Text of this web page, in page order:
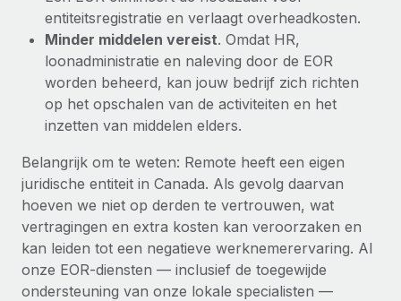
entiteitsregistratie en verlaagt overheadkosten.
Minder middelen vereist. Omdat HR,
loonadministratie en naleving door de EOR
worden beheerd, kan jouw bedrijf zich richten
op het opschalen van de activiteiten en het
inzetten van middelen elders.
Belangrijk om te weten: Remote heeft een eigen
juridische entiteit in Canada. Als gevolg daarvan
hoeven we niet op derden te vertrouwen, wat
vertragingen en extra kosten kan veroorzaken en
kan leiden tot een negatieve werknemerervaring. Al
onze EOR-diensten — inclusief de toegewijde
ondersteuning van onze lokale specialisten —